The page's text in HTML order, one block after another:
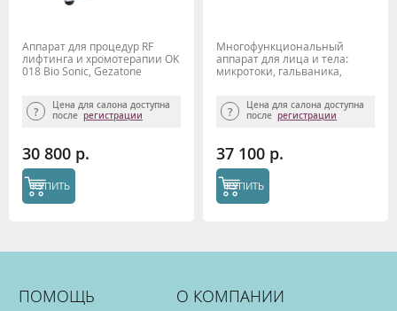
Аппарат для процедур RF
лифтинга и хромотерапии OK
018 Bio Sonic, Gezatone
Цена для салона доступна
после регистрации
30 800 р.
КУПИТЬ
Многофункциональный
аппарат для лица и тела:
микротоки, гальваника,
Цена для салона доступна
после регистрации
37 100 р.
КУПИТЬ
ПОМОЩЬ О КОМПАНИИ